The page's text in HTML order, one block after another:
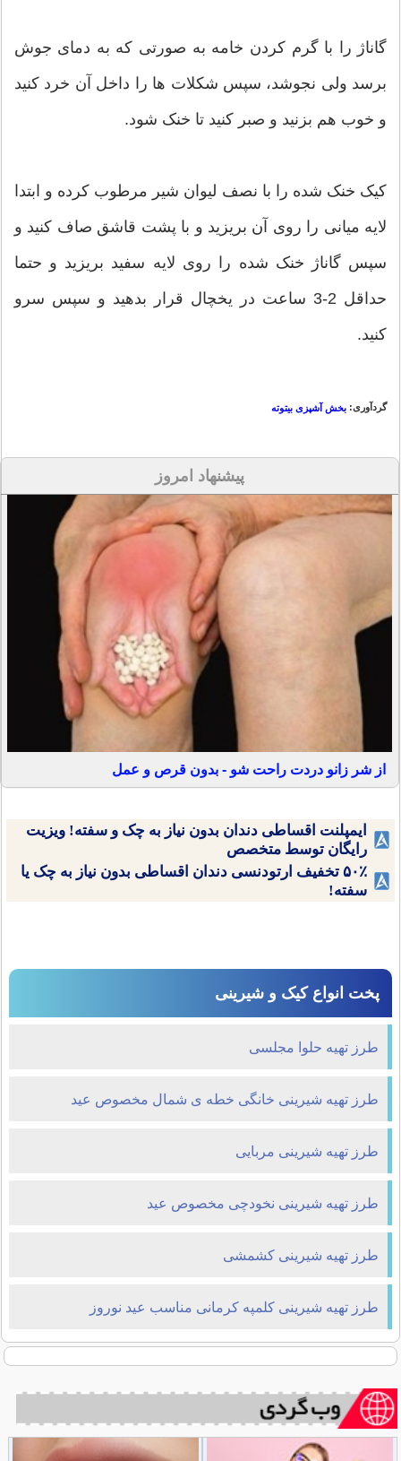
گاناژ را با گرم کردن خامه به صورتی که به دمای جوش
برسد ولی نجوشد، سپس شکلات ها را داخل آن خرد کنید
و خوب هم بزنید و صبر کنید تا خنک شود.
کیک خنک شده را با نصف لیوان شیر مرطوب کرده و ابتدا
لایه میانی را روی آن بریزید و با پشت قاشق صاف کنید و
سپس گاناژ خنک شده را روی لایه سفید بریزید و حتما
حداقل 2-3 ساعت در یخچال قرار بدهید و سپس سرو
کنید.
گردآوری: بخش آشپزی بیتوته
پیشنهاد امروز
از شر زانو دردت راحت شو - بدون قرص و عمل
ایمپلنت اقساطی دندان بدون نیاز به چک و سفته! ویزیت
رایگان توسط متخصص
۵۰٪ تخفیف ارتودنسی دندان اقساطی بدون نیاز به چک یا
سفته!
پخت انواع کیک و شیرینی
طرز تهیه حلوا مجلسی
طرز تهیه شیرینی خانگی خطه ی شمال مخصوص عید
طرز تهیه شیرینی مربایی
طرز تهیه شیرینی نخودچی مخصوص عید
طرز تهیه شیرینی کشمشی
طرز تهیه شیرینی کلمپه کرمانی مناسب عید نوروز